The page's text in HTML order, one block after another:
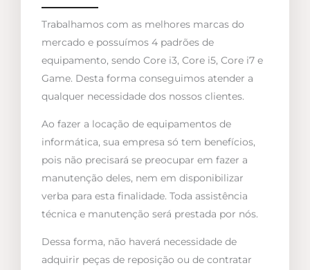
Trabalhamos com as melhores marcas do
mercado e possuímos 4 padrões de
equipamento, sendo Core i3, Core i5, Core i7 e
Game. Desta forma conseguimos atender a
qualquer necessidade dos nossos clientes.
Ao fazer a locação de equipamentos de
informática, sua empresa só tem benefícios,
pois não precisará se preocupar em fazer a
manutenção deles, nem em disponibilizar
verba para esta finalidade. Toda assistência
técnica e manutenção será prestada por nós.
Dessa forma, não haverá necessidade de
adquirir peças de reposição ou de contratar